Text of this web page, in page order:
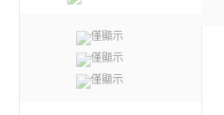
僅顯示
僅顯示
僅顯示